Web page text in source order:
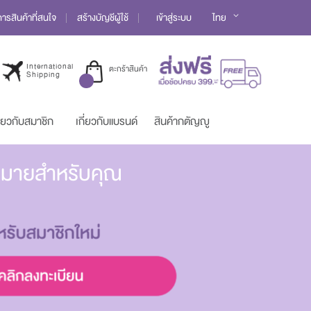
รสินค้าที่สนใจ สร้างบัญชีผู้ใช้ เข้าสู่ระบบ Language
ไทย
International
Shipping ตะกร้าสินค้า
วกับสมาชิก เกี่ยวกับแบรนด์ สินค้ากตัญญู
มายสำหรับคุณ